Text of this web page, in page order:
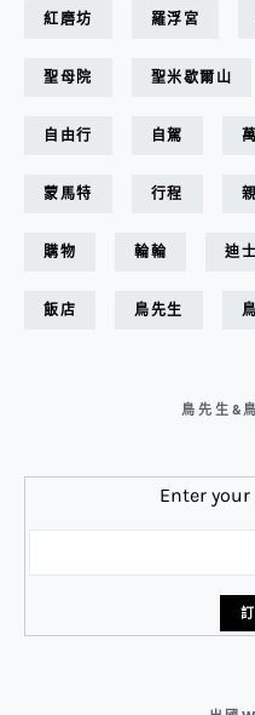
紅磨坊 羅浮宮
聖母院 聖米歇爾山
自由行 自駕
蒙馬特 行程
購物 輪輪 迪
飯店 鳥先生
鳥先生&
Enter